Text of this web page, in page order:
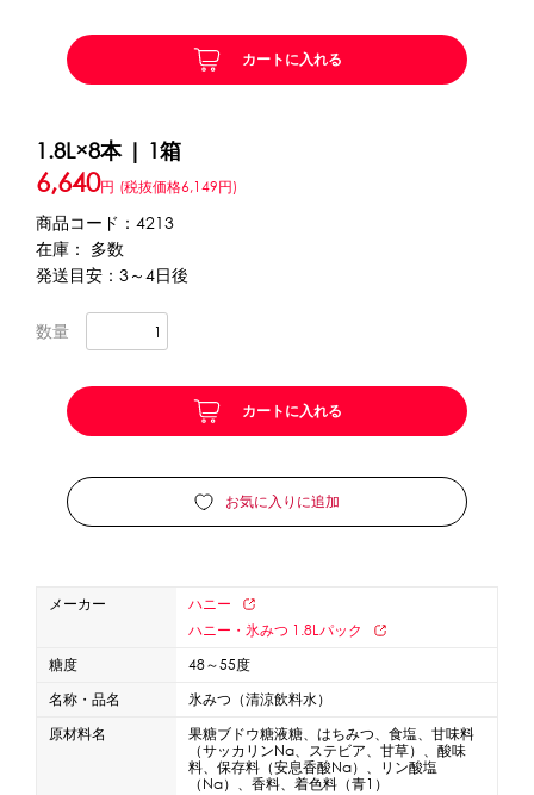
かき氷セット
カップ・スプーン
紙カップ
ボウル型カップ
フラワーカップ
スプーンストロー
シロップ 冷凍フルーツ
ドリンクカップ・ストロー
その他の機器・備品
氷旗 のぼり 横幕 風船
ポスター
カートに入れる
1.8L×8本 | 1箱
6,640円 (税抜価格6,149円)
商品コード：4213
在庫： 多数
発送目安：3～4日後
数量
カートに入れる
お気に入りに追加
メーカー
ハニー
ハニー・氷みつ 1.8Lパック
糖度
48～55度
名称・品名
氷みつ（清涼飲料水）
原材料名
果糖ブドウ糖液糖、はちみつ、食塩、甘味料
（サッカリンNa、ステビア、甘草）、酸味
料、保存料（安息香酸Na）、リン酸塩
（Na）、香料、着色料（青1）